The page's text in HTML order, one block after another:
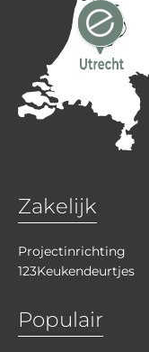
Zakelijk
Projectinrichting
123Keukendeurtjes
Populair